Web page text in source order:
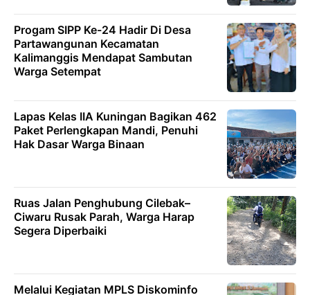
Progam SIPP Ke-24 Hadir Di Desa
Partawangunan Kecamatan
Kalimanggis Mendapat Sambutan
Warga Setempat
Lapas Kelas IIA Kuningan Bagikan 462
Paket Perlengkapan Mandi, Penuhi
Hak Dasar Warga Binaan
Ruas Jalan Penghubung Cilebak–
Ciwaru Rusak Parah, Warga Harap
Segera Diperbaiki
Melalui Kegiatan MPLS Diskominfo